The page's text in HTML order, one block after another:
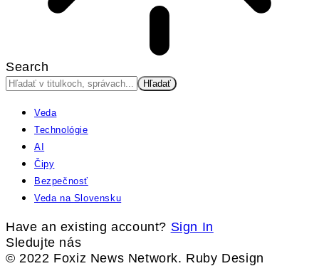
Search
Veda
Technológie
AI
Čipy
Bezpečnosť
Veda na Slovensku
Have an existing account? Sign In
Sledujte nás
© 2022 Foxiz News Network. Ruby Design